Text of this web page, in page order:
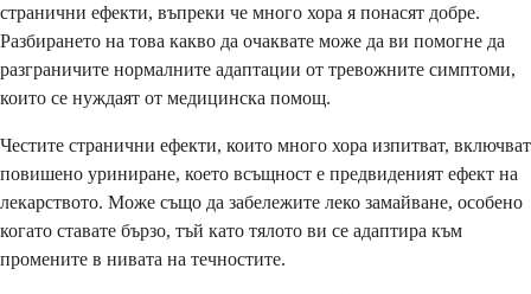
странични ефекти, въпреки че много хора я понасят добре.
Разбирането на това какво да очаквате може да ви помогне да
разграничите нормалните адаптации от тревожните симптоми,
които се нуждаят от медицинска помощ.
Честите странични ефекти, които много хора изпитват, включват
повишено уриниране, което всъщност е предвиденият ефект на
лекарството. Може също да забележите леко замайване, особено
когато ставате бързо, тъй като тялото ви се адаптира към
промените в нивата на течностите.